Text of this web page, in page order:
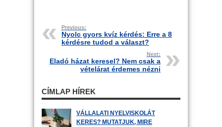
Previous:
Nyolc gyors kvíz kérdés: Erre a 8
kérdésre tudod a választ?
Next:
Eladó házat keresel? Nem csak a
vételárat érdemes nézni
CÍMLAP HÍREK
VÁLLALATI NYELVISKOLÁT
KERES? MUTATJUK, MIRE